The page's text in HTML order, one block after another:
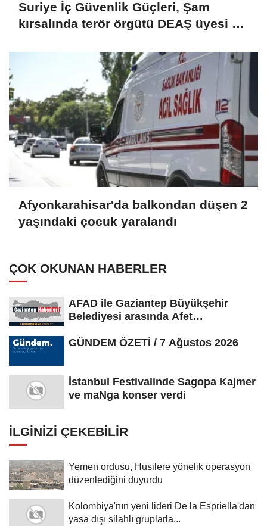
Suriye İç Güvenlik Güçleri, Şam
kırsalında terör örgütü DEAŞ üyesi 2
Afyonkarahisar'da balkondan düşen 2
yaşındaki çocuk yaralandı
ÇOK OKUNAN HABERLER
AFAD ile Gaziantep Büyükşehir
Belediyesi arasında Afet
GÜNDEM ÖZETİ / 7 Ağustos 2026
İstanbul Festivalinde Sagopa Kajmer
ve maNga konser verdi
İLGINIZI ÇEKEBILIR
Yemen ordusu, Husilere yönelik operasyon
düzenlediğini duyurdu
Kolombiya'nın yeni lideri De la Espriella'dan
yasa dışı silahlı gruplarla...